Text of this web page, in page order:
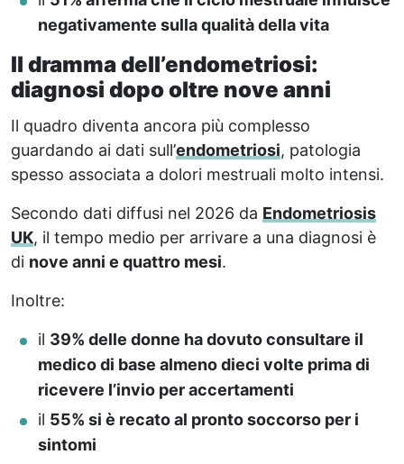
negativamente sulla qualità della vita
Il dramma dell’endometriosi:
diagnosi dopo oltre nove anni
Il quadro diventa ancora più complesso
guardando ai dati sull’endometriosi, patologia
spesso associata a dolori mestruali molto intensi.
Secondo dati diffusi nel 2026 da Endometriosis
UK, il tempo medio per arrivare a una diagnosi è
di nove anni e quattro mesi.
Inoltre:
il 39% delle donne ha dovuto consultare il
medico di base almeno dieci volte prima di
ricevere l’invio per accertamenti
il 55% si è recato al pronto soccorso per i
sintomi